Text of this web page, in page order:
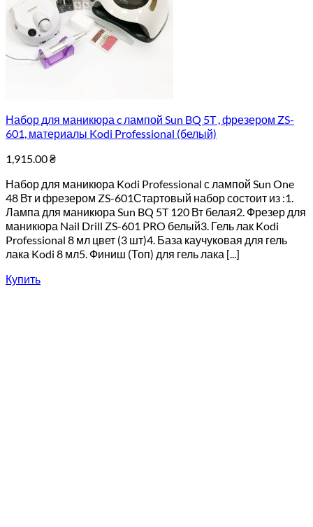
Набор для маникюра c лампой Sun BQ 5T , фрезером ZS-
601, материалы Kodi Professional (белый)
1,915.00₴
Набор для маникюра Kodi Professional с лампой Sun One
48 Вт и фрезером ZS-601Стартовый набор состоит из :1.
Лампа для маникюра Sun BQ 5T 120 Вт белая2. Фрезер для
маникюра Nail Drill ZS-601 PRO белый3. Гель лак Kodi
Professional 8 мл цвет (3 шт)4. База каучуковая для гель
лака Kodi 8 мл5. Финиш (Топ) для гель лака [...]
Купить